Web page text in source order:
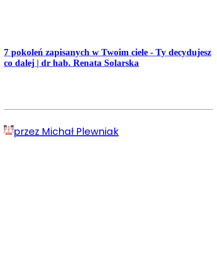
7 pokoleń zapisanych w Twoim ciele - Ty decydujesz
co dalej | dr hab. Renata Solarska
przez Michał Plewniak